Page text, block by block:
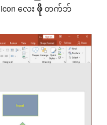
လေး ဖို တက်ဘ်